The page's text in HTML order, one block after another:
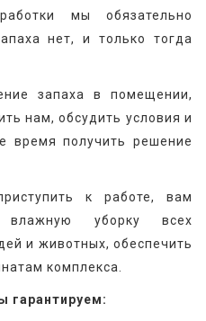
мы обязательно
нет, и только тогда
запаха в помещении,
нам, обсудить условия и
время получить решение
к работе, вам
влажную уборку всех
и животных, обеспечить
комплекса.
гарантируем: